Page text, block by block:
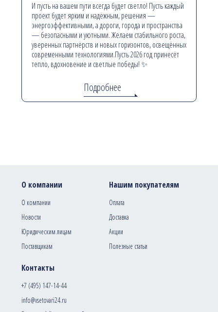
И пусть на вашем пути всегда будет светло! Пусть каждый
проект будет ярким и надёжным, решения —
энергоэффективными, а дороги, города и пространства
— безопасными и уютными. Желаем стабильного роста,
уверенных партнёрств и новых горизонтов, освещённых
современными технологиями.Пусть 2026 год принесёт
тепло, вдохновение и светлые победы! ✨
Подробнее
Контакты
+7 (495) 147-14-44
info@vsetovari24.ru
О компании
О компании
Новости
Юридическим лицам
Поставщикам
Нашим покупателям
Оплата
Доставка
Акции
Полезные статьи